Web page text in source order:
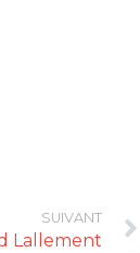
SUIVANT
Lallement